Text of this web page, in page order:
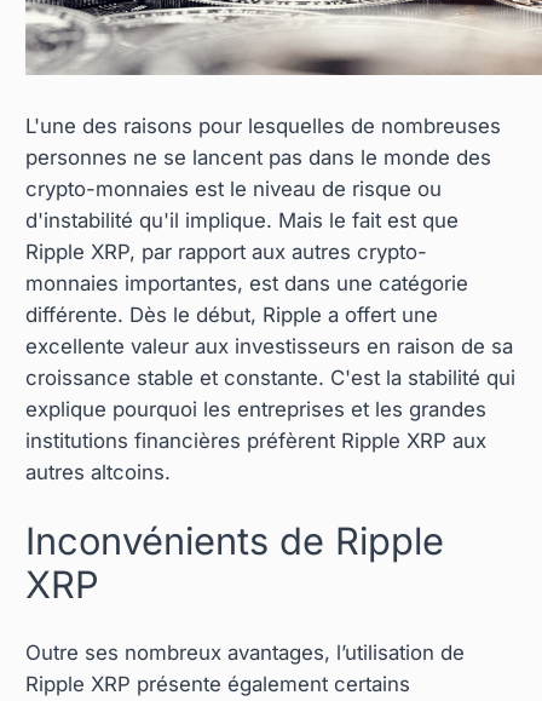
L'une des raisons pour lesquelles de nombreuses
personnes ne se lancent pas dans le monde des
crypto-monnaies est le niveau de risque ou
d'instabilité qu'il implique. Mais le fait est que
Ripple XRP, par rapport aux autres crypto-
monnaies importantes, est dans une catégorie
différente. Dès le début, Ripple a offert une
excellente valeur aux investisseurs en raison de sa
croissance stable et constante. C'est la stabilité qui
explique pourquoi les entreprises et les grandes
institutions financières préfèrent Ripple XRP aux
autres altcoins.
Inconvénients de Ripple
XRP
Outre ses nombreux avantages, l’utilisation de
Ripple XRP présente également certains